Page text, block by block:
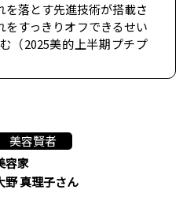
を落とす先進技術が搭載さ
をすっきりオフできるせい
（2025美的上半期プチプ
美容賢者
容家
野 真理子さん